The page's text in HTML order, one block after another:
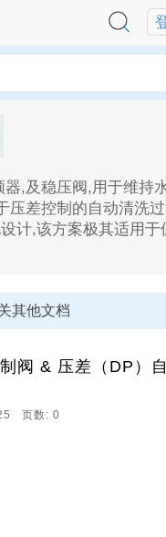
,及稳压阀,用于维持
压差控制的自动清洗
计,该方案极其适用于
频器,及稳压阀,用于
于压差控制的自动清洗
设计,该方案极其适用
其他文档
阀 & 压差（DP）
页数: 0